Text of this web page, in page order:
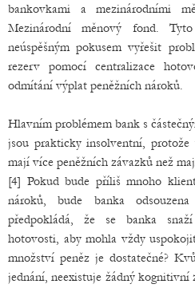
bankovkami a mezinárodními
Mezinárodní měnový fond.
neúspěšným pokusem vyřešit
rezerv pomocí centralizace
odmítání výplat peněžních nároků.
Hlavním problémem bank s
jsou prakticky insolventní, protože
mají více peněžních závazků než
[4] Pokud bude příliš mnoho
nároků, bude banka
předpokládá, že se banka
hotovosti, aby mohla vždy
množství peněz je dostatečné?
jednání, neexistuje žádný kognitivní